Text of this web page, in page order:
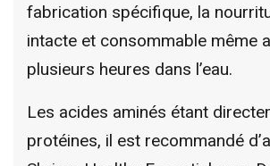
fabrication spécifique, la
intacte et consommable même
plusieurs heures dans l’eau.
Les acides aminés étant
protéines, il est recommandé